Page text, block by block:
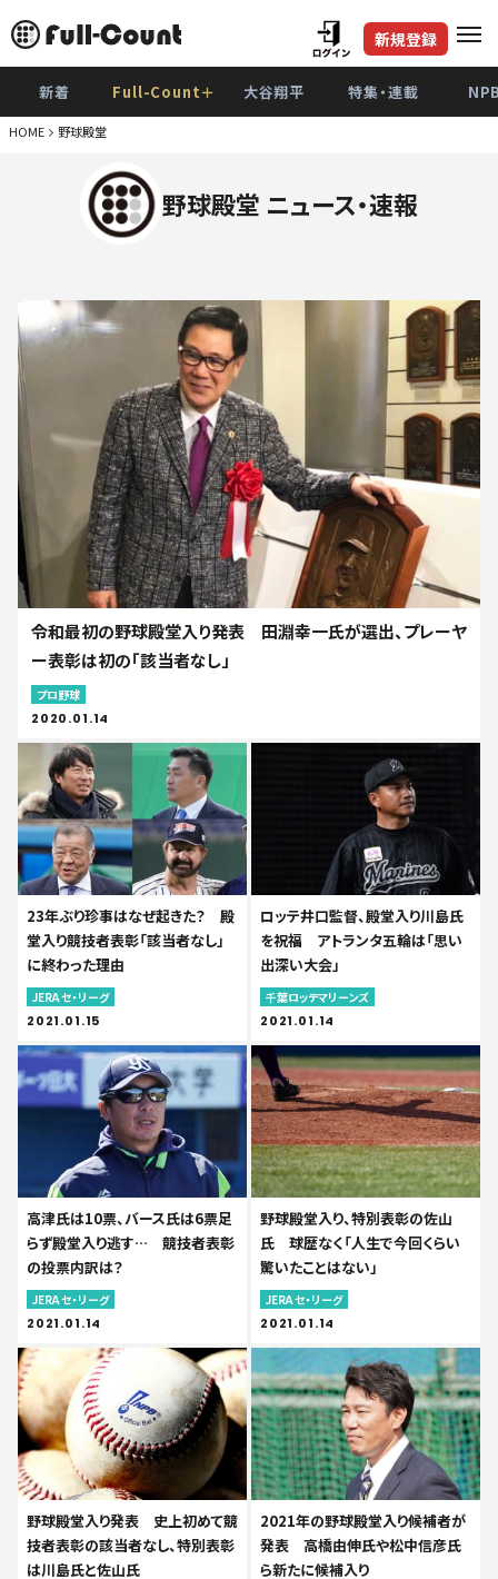
新規登録
新着 Full-Count＋ 大谷翔平 特集・連載
HOME 野球殿堂
野球殿堂 ニュース・速報
令和最初の野球殿堂入り発表 田淵幸一氏が選出、プレーヤ
ー表彰は初の「該当者なし」
プロ野球
2020.01.14
23年ぶり珍事はなぜ起きた？ 殿
堂入り競技者表彰「該当者なし」
に終わった理由
JERA セ・リーグ
2021.01.15
ロッテ井口監督、殿堂入り川島氏
を祝福 アトランタ五輪は「思い
出深い大会」
千葉ロッテマリーンズ
2021.01.14
高津氏は10票、バース氏は6票足
らず殿堂入り逃す… 競技者表彰
の投票内訳は？
JERA セ・リーグ
2021.01.14
野球殿堂入り、特別表彰の佐山
氏 球歴なく「人生で今回くらい
驚いたことはない」
JERA セ・リーグ
2021.01.14
野球殿堂入り発表 史上初めて競
技者表彰の該当者なし、特別表彰
は川島氏と佐山氏
2021年の野球殿堂入り候補者が
発表 高橋由伸氏や松中信彦氏
ら新たに候補入り